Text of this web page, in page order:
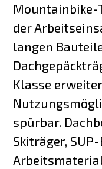
Mountainbike-
der
langen
Klasse
spürbar.
Skiträger,